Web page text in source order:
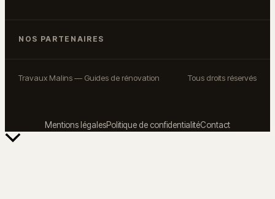
NOS PARTENAIRES
Travaux Malins — Guides de rénovation Tous droits réservés
Mentions légalesPolitique de confidentialitéContact